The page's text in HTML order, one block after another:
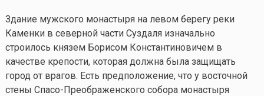
Здание мужского монастыря на левом берегу реки
Каменки в северной части Суздаля изначально
строилось князем Борисом Константиновичем в
качестве крепости, которая должна была защищать
город от врагов. Есть предположение, что у восточной
стены Спасо-Преображенского собора монастыря